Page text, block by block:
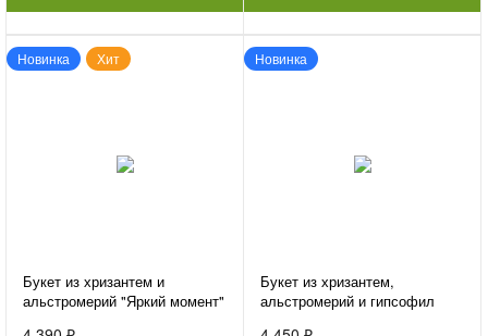
Новинка Хит
Букет из хризантем и
альстромерий "Яркий момент"
Новинка
Букет из хризантем,
альстромерий и гипсофил